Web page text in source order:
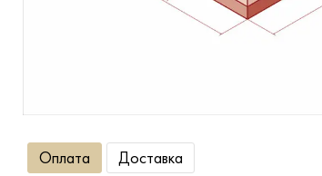
Оплата Доставка